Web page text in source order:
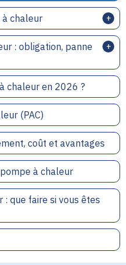
chaleur
: obligation, panne
chaleur en 2026 ?
(PAC)
coût et avantages
à chaleur
que faire si vous êtes